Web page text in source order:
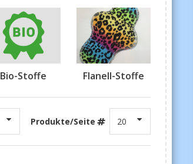
Bio-Stoffe Flanell-Stoffe
Produkte/Seite